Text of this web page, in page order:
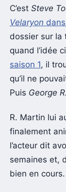
C’est Steve
Velaryon dans
dossier sur la
quand l’idée
saison 1, il
qu’il ne
Puis George R.
R. Martin lui
finalement
l’acteur dit
semaines et,
bien en cours.